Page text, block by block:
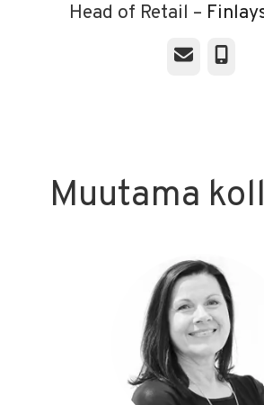
Head of Retail –
SähköpostiPuhelin
Muutama